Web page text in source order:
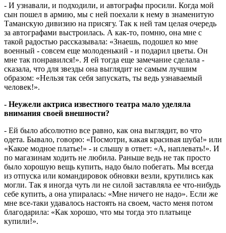
- И узнавали, и подходили, и автографы просили. Когда мой
сын пошел в армию, мы с ней поехали к нему в знаменитую
Таманскую дивизию на присягу. Так к ней там целая очередь
за автографами выстроилась. А как-то, помню, она мне с
такой радостью рассказывала: «Знаешь, подошел ко мне
военный - совсем еще молоденький - и подарил цветы. Он
мне так понравился!». Я ей тогда еще замечание сделала -
сказала, что для звезды она выглядит не самым лучшим
образом: «Нельзя так себя запускать, ты ведь узнаваемый
человек!».
- Неужели актриса известного театра мало уделяла
внимания своей внешности?
- Ей было абсолютно все равно, как она выглядит, во что
одета. Бывало, говорю: «Посмотри, какая красивая шуба!» или
«Какое модное платье!» - и слышу в ответ: «А, наплевать!». И
по магазинам ходить не любила. Раньше ведь не так просто
было хорошую вещь купить, надо было побегать. Мы всегда
из отпуска или командировок обновки везли, крутились как
могли. Так я иногда чуть ли не силой заставляла ее что-нибудь
себе купить, а она упиралась: «Мне ничего не надо». Если же
мне все-таки удавалось настоять на своем, часто меня потом
благодарила: «Как хорошо, что мы тогда это платьице
купили!».